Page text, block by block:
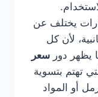
يختلف عن
لأن كل
يظهر دور سعر
تهتم بتسوية
أو المواد